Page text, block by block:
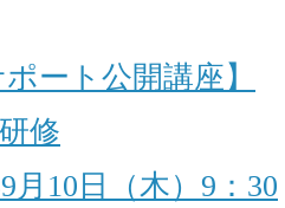
ート公開講座】
修
月10日（木）9：30